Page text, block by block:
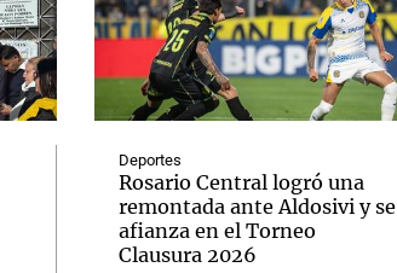
Deportes
Rosario Central logró una
remontada ante Aldosivi y se
afianza en el Torneo
Clausura 2026